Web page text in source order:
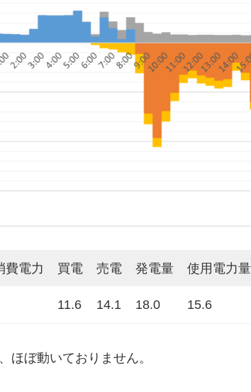
費電力 買電 売電 発電量 使用電力量
11.6 14.1 18.0 15.6
ほぼ動いておりません。